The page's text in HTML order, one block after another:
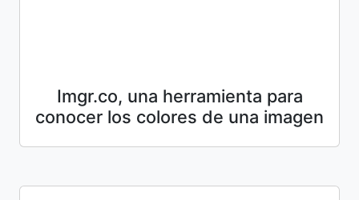
Imgr.co, una herramienta para
conocer los colores de una imagen